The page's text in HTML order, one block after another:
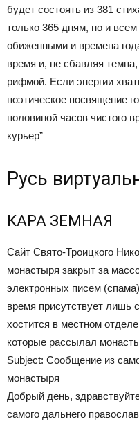
будет состоять из 381
только 365 дням, но и
обиженными и времена
время и, не сбавляя
рифмой. Если энергии
поэтическое посвящение
половиной часов чистого
курьер”
Русь
КАРА ЗЕМНАЯ
Сайт Свято-Троицкого
монастыря закрыт за
электронных писем
время присутствует лишь
хостится в местном
которые рассылал
Subject: Сообщение из
монастыря
Добрый день,
самого дальнего